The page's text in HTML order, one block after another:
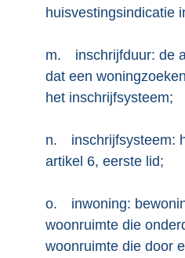
huisvestingsindicatie
m.
inschrijfduur: de
dat een
het inschrijfsysteem;
n.
inschrijfsysteem:
artikel 6, eerste lid;
o.
inwoning:
woonruimte die
woonruimte die door